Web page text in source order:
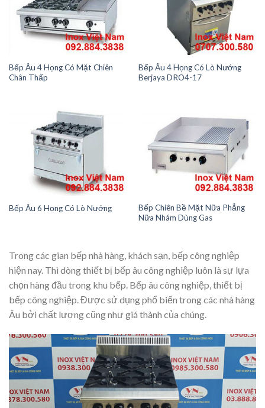
Bếp Âu 4 Họng Có Mặt Chiên
Chân Thấp
Bếp Âu 4 Họng Có Lò Nướng
Berjaya DRO4-17
Bếp Âu 6 Họng Có Lò Nướng
Bếp Chiên Bề Mặt Nữa Phẳng
Nữa Nhám Dùng Gas
Trong các gian bếp nhà hàng, khách sạn, bếp công nghiệp
hiện nay. Thì dòng thiết bị bếp âu công nghiệp luôn là sự lựa
chọn hàng đầu trong khu bếp. Bếp âu công nghiệp, thiết bị
bếp công nghiệp. Được sử dụng phổ biến trong các nhà hàng
Âu bởi chất lượng cũng như giá thành của chúng.